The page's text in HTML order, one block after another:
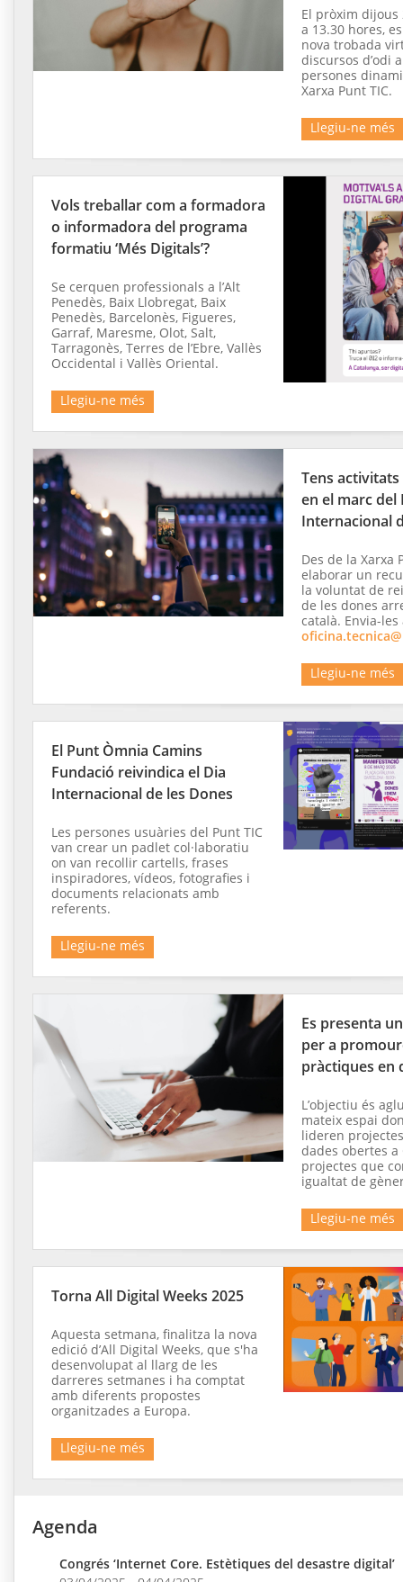
El pròxim dijous
a 13.30 hores,
nova trobada
discursos d’odi
persones
Xarxa Punt TIC.
Llegiu-ne més
Vols treballar com a formadora
o informadora del programa
formatiu ‘Més Digitals’?
Se cerquen professionals a l’Alt
Penedès, Baix Llobregat, Baix
Penedès, Barcelonès, Figueres,
Garraf, Maresme, Olot, Salt,
Tarragonès, Terres de l’Ebre, Vallès
Occidental i Vallès Oriental.
Llegiu-ne més
Tens
en el marc del
Internacional
Des de la Xarxa
elaborar un
la voluntat de
de les dones
català. Envia-les
Llegiu-ne més
El Punt Òmnia Camins
Fundació reivindica el Dia
Internacional de les Dones
Les persones usuàries del Punt TIC
van crear un padlet col·laboratiu
on van recollir cartells, frases
inspiradores, vídeos, fotografies i
documents relacionats amb
referents.
Llegiu-ne més
Es presenta
per a
pràctiques en
L’objectiu és
mateix espai
lideren
dades obertes a
projectes que
igualtat de
Llegiu-ne més
Torna All Digital Weeks 2025
Aquesta setmana, finalitza la nova
edició d’All Digital Weeks, que s'ha
desenvolupat al llarg de les
darreres setmanes i ha comptat
amb diferents propostes
organitzades a Europa.
Llegiu-ne més
Agenda
Congrés ‘Internet Core. Estètiques del desastre digital’